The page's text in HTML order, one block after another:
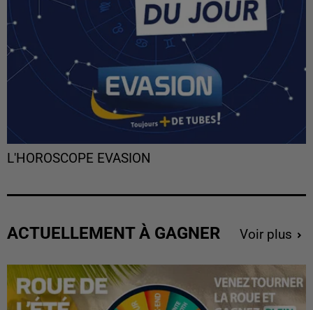
L'HOROSCOPE EVASION
ACTUELLEMENT À GAGNER Voir plus